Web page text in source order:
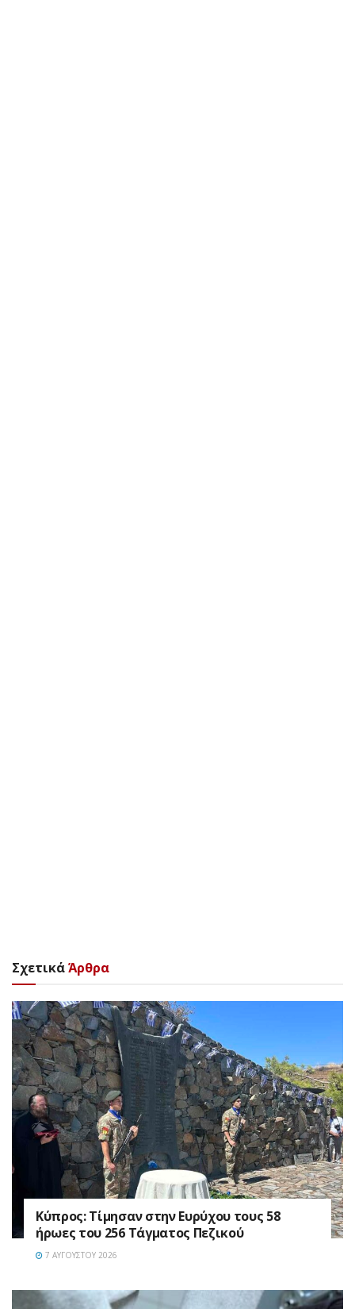
ΣχετικάΆρθρα
Κύπρος: Τίμησαν στην Ευρύχου τους 58
ήρωες του 256 Τάγματος Πεζικού
7 ΑΥΓΟΎΣΤΟΥ 2026